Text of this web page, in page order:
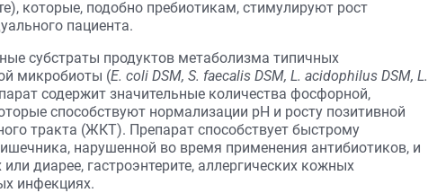
которые, подобно пребиотикам, стимулируют рост
пациента.
субстраты продуктов метаболизма типичных
микробиоты (E. coli DSM, S. faecalis DSM, L. acidophilus DSM, L.
содержит значительные количества фосфорной,
способствуют нормализации рН и росту позитивной
тракта (ЖКТ). Препарат способствует быстрому
нарушенной во время применения антибиотиков, и
диарее, гастроэнтерите, аллергических кожных
инфекциях.